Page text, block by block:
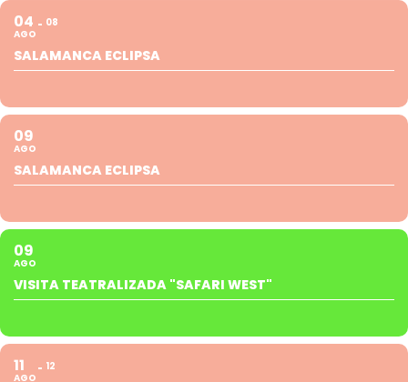
04
AGO
08
SALAMANCA ECLIPSA
09
AGO
SALAMANCA ECLIPSA
09
AGO
VISITA TEATRALIZADA "SAFARI WEST"
11
AGO
12